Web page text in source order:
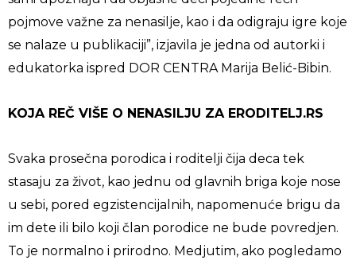
pojmove važne za nenasilje, kao i da odigraju igre koje
se nalaze u publikaciji”, izjavila je jedna od autorki i
edukatorka ispred DOR CENTRA Marija Belić-Bibin.
KOJA REČ VIŠE O NENASILJU ZA ERODITELJ.RS
Svaka prosečna porodica i roditelji čija deca tek
stasaju za život, kao jednu od glavnih briga koje nose
u sebi, pored egzistencijalnih, napomenuće brigu da
im dete ili bilo koji član porodice ne bude povredjen.
To je normalno i prirodno. Medjutim, ako pogledamo